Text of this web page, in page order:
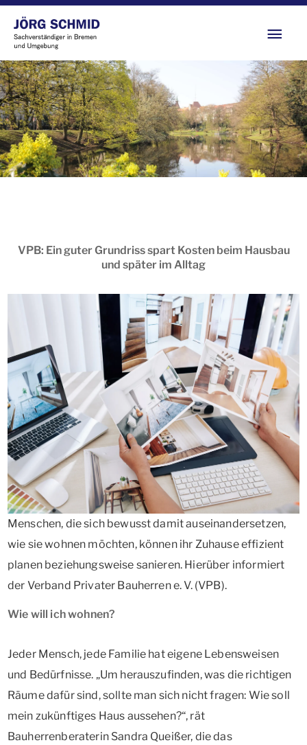
Zum
Inhalt
springen
VPB: Ein guter Grundriss spart Kosten beim Hausbau
und später im Alltag
Menschen, die sich bewusst damit auseinandersetzen,
wie sie wohnen möchten, können ihr Zuhause effizient
planen beziehungsweise sanieren. Hierüber informiert
der Verband Privater Bauherren e. V. (VPB).
Wie will ich wohnen?
Jeder Mensch, jede Familie hat eigene Lebensweisen
und Bedürfnisse. „Um herauszufinden, was die richtigen
Räume dafür sind, sollte man sich nicht fragen: Wie soll
mein zukünftiges Haus aussehen?“, rät
Bauherrenberaterin Sandra Queißer, die das